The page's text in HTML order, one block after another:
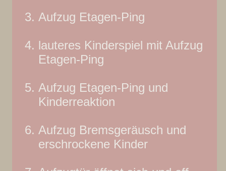
Aufzug Etagen-Ping
lauteres Kinderspiel mit Aufzug
Etagen-Ping
Aufzug Etagen-Ping und
Kinderreaktion
Aufzug Bremsgeräusch und
erschrockene Kinder